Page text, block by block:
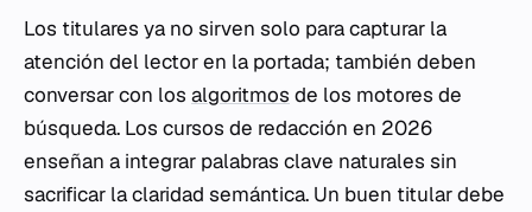
Los titulares ya no sirven solo para capturar la
atención del lector en la portada; también deben
conversar con los algoritmos de los motores de
búsqueda. Los cursos de redacción en 2026
enseñan a integrar palabras clave naturales sin
sacrificar la claridad semántica. Un buen titular debe